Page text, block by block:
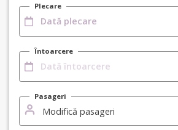
Plecare
Întoarcere
Pasageri
Modifică pasageri